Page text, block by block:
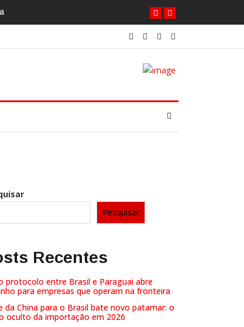
Pesquisar
Recentes
protocolo entre Brasil e Paraguai abre
para empresas que operam na fronteira
da China para o Brasil bate novo patamar: o
oculto da importação em 2026